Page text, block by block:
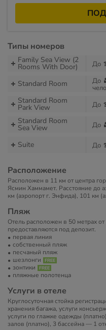
Типы номеров
Family Sea View (2
Rooms With Door) До
Standard Room До
Standard Room
Park View До
Standard Room
Sea View До
Suite До
Расположение
Расположен в 11 км от центра
Ясмин Хаммамет. Расстояние до
км (аэропорт г. Энфида), 101 км
Пляж
Отель расположен в 50 метрах
предоставляются под депозит.
первая линия
собственный пляж
песчаный пляж
шезлонги
зонтики
пляжные полотенца
Услуги в отеле
Круглосуточная стойка
хранения багажа, услуги
услуги по глажке одежды
залов (платно), 3 бассейна — 1